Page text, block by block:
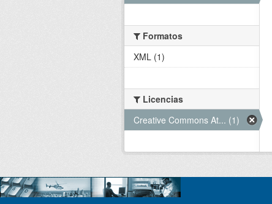
Formatos
XML (1)
Licencias
Creative Commons At... (1)